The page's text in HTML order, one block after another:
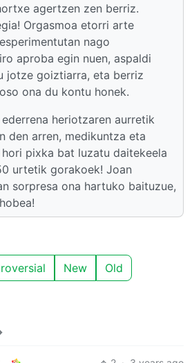
agertzen zen berriz.
Orgasmoa etorri arte
nago
aproba egin nuen, aspaldi
jotze goiztiarra, eta berriz
ona du kontu honek.
heriotzaren aurretik
den arren, medikuntza eta
pixka bat luzatu daitekeela
urtetik gorakoek! Joan
sorpresa ona hartuko baituzue,
New Old